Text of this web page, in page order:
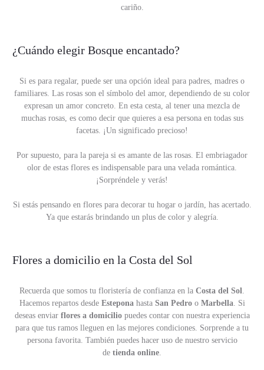
cariño.
¿Cuándo elegir Bosque encantado?
Si es para regalar, puede ser una opción ideal para padres, madres o
familiares. Las rosas son el símbolo del amor, dependiendo de su color
expresan un amor concreto. En esta cesta, al tener una mezcla de
muchas rosas, es como decir que quieres a esa persona en todas sus
facetas. ¡Un significado precioso!
Por supuesto, para la pareja si es amante de las rosas. El embriagador
olor de estas flores es indispensable para una velada romántica.
¡Sorpréndele y verás!
Si estás pensando en flores para decorar tu hogar o jardín, has acertado.
Ya que estarás brindando un plus de color y alegría.
Flores a domicilio en la Costa del Sol
Recuerda que somos tu floristería de confianza en la Costa del Sol
Hacemos repartos desde Estepona hasta San Pedroo Marbella . Si
deseas enviar flores a domiciliopuedes contar con nuestra experiencia
para que tus ramos lleguen en las mejores condiciones. Sorprende a tu
persona favorita. También puedes hacer uso de nuestro servicio
de tienda online